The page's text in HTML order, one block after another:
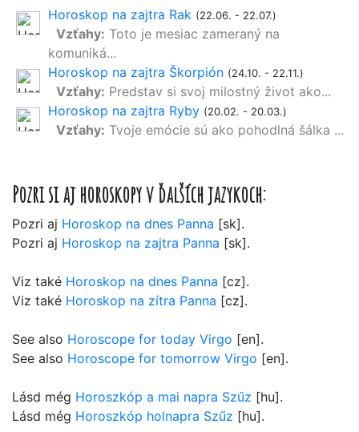
Horoskop na zajtra Rak (22.06. - 22.07.)
Vzťahy: Toto je mesiac zameraný na
komuniká...
Horoskop na zajtra Škorpión (24.10. - 22.11.)
Vzťahy: Predstav si svoj milostný život ako...
Horoskop na zajtra Ryby (20.02. - 20.03.)
Vzťahy: Tvoje emócie sú ako pohodlná šálka ...
Pozri si aj horoskopy v ďalších jazykoch:
Pozri aj Horoskop na dnes Panna [sk].
Pozri aj Horoskop na zajtra Panna [sk].
Viz také Horoskop na dnes Panna [cz].
Viz také Horoskop na zítra Panna [cz].
See also Horoscope for today Virgo [en].
See also Horoscope for tomorrow Virgo [en].
Lásd még Horoszkóp a mai napra Szűz [hu].
Lásd még Horoszkóp holnapra Szűz [hu].